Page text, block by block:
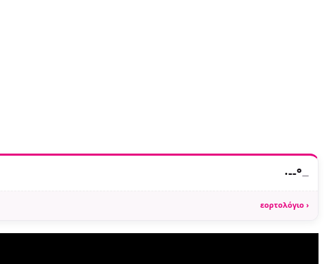
·--°—
εορτολόγιο ›